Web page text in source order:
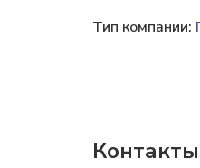
Тип компании:
Контакты